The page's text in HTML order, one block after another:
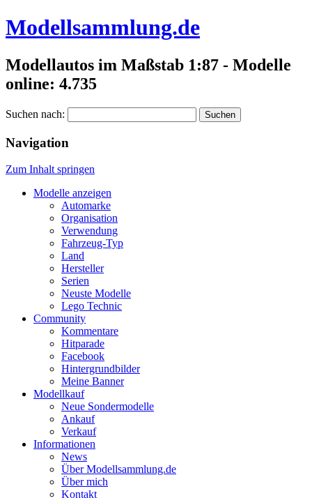
Modellsammlung.de
Modellautos im Maßstab 1:87 - Modelle
online: 4.735
Suchen nach:
Navigation
Zum Inhalt springen
Modelle anzeigen
Automarke
Organisation
Verwendung
Fahrzeug-Typ
Land
Hersteller
Serien
Neuste Modelle
Lego Technic
Community
Kommentare
Hitparade
Facebook
Hintergrundbilder
Meine Banner
Modellkauf
Neue Sondermodelle
Ankauf
Verkauf
Informationen
News
Über Modellsammlung.de
Über mich
Kontakt